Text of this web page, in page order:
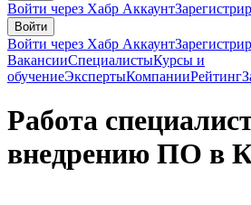
Войти через Хабр Аккаунт
Войти
Войти через Хабр Аккаунт
ВакансииСпециалистыКурсы и
обучениеЭкспертыКомпанииРейтинг
Работа
внедрению ПО в